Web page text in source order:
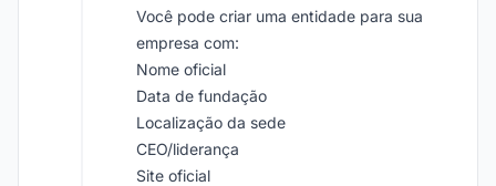
Você pode criar uma entidade para sua
empresa com:
Nome oficial
Data de fundação
Localização da sede
CEO/liderança
Site oficial